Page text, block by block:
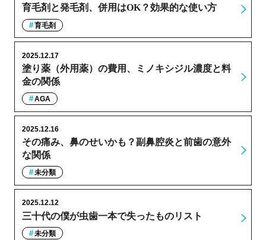
育毛剤と発毛剤、併用はOK？効果的な使い方
育毛剤
塗り薬（外用薬）の費用、ミノキシジル濃度と料
金の関係
2025.12.17
AGA
その痛み、鼻のせいかも？副鼻腔炎と前歯の意外
な関係
2025.12.16
未分類
三十代の僕が虫歯一本で失ったものリスト
2025.12.12
未分類